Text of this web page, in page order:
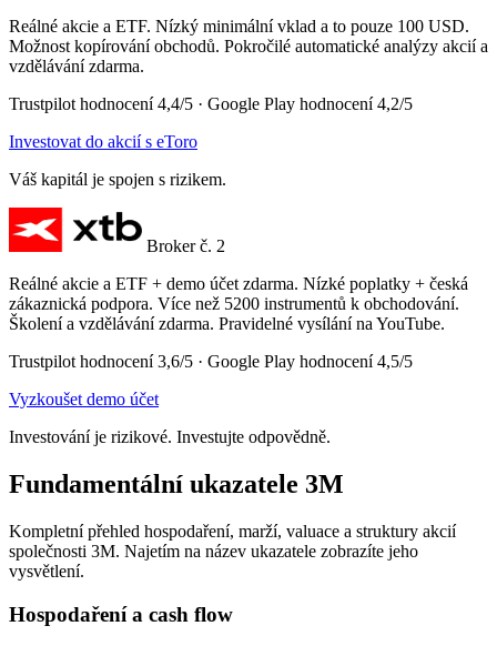
Reálné akcie a ETF. Nízký minimální vklad a to pouze 100 USD.
Možnost kopírování obchodů. Pokročilé automatické analýzy akcií a
vzdělávání zdarma.
Trustpilot hodnocení 4,4/5 · Google Play hodnocení 4,2/5
Investovat do akcií s eToro
Váš kapitál je spojen s rizikem.
Broker č. 2
Reálné akcie a ETF + demo účet zdarma. Nízké poplatky + česká
zákaznická podpora. Více než 5200 instrumentů k obchodování.
Školení a vzdělávání zdarma. Pravidelné vysílání na YouTube.
Trustpilot hodnocení 3,6/5 · Google Play hodnocení 4,5/5
Vyzkoušet demo účet
Investování je rizikové. Investujte odpovědně.
Fundamentální ukazatele 3M
Kompletní přehled hospodaření, marží, valuace a struktury akcií
společnosti 3M. Najetím na název ukazatele zobrazíte jeho
vysvětlení.
Hospodaření a cash flow